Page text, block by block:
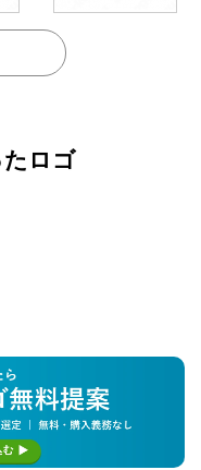
ロゴ